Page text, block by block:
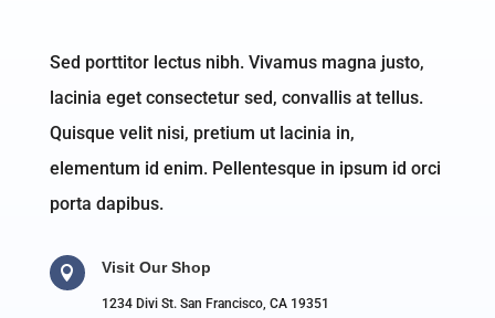
Sed porttitor lectus nibh. Vivamus magna justo,
lacinia eget consectetur sed, convallis at tellus.
Quisque velit nisi, pretium ut lacinia in,
elementum id enim. Pellentesque in ipsum id orci
porta dapibus.
 Visit Our Shop
1234 Divi St. San Francisco, CA 19351